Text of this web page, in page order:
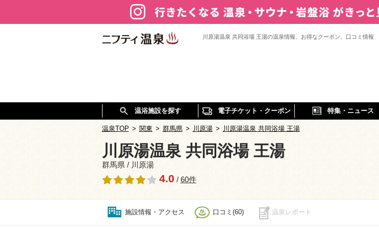
川原湯温泉 共同浴場 王湯の温泉情報、お得なクーポン、口コミ情報
温浴施設を探す 電子チケット・クーポン 特集・ニュース
温泉TOP > 関東 > 群馬県 > 川原湯 > 川原湯温泉 共同浴場 王湯
川原湯温泉 共同浴場 王湯
群馬県 / 川原湯
4.0 / 60件
施設情報・アクセス 口コミ(60) 温泉レポート